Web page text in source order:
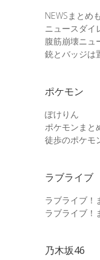
NEWSまとめ
ニュースダイ
腹筋崩壊ニュ
銃とバッジは
ポケモン
ぽけりん
ポケモンまと
徒歩のポケモ
ラブライブ
ラブライブ！
ラブライブ！
乃木坂46